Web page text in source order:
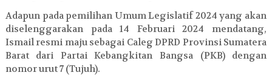
Adapun pada pemilihan Umum Legislatif 2024 yang akan
diselenggarakan pada 14 Februari 2024 mendatang,
Ismail resmi maju sebagai Caleg DPRD Provinsi Sumatera
Barat dari Partai Kebangkitan Bangsa (PKB) dengan
nomor urut 7 (Tujuh).